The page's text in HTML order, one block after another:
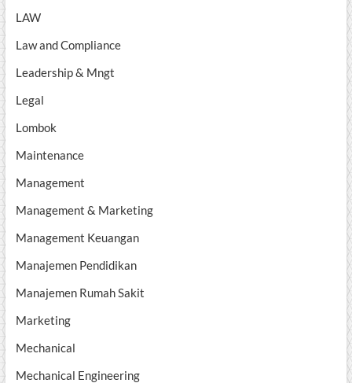
LAW
Law and Compliance
Leadership & Mngt
Legal
Lombok
Maintenance
Management
Management & Marketing
Management Keuangan
Manajemen Pendidikan
Manajemen Rumah Sakit
Marketing
Mechanical
Mechanical Engineering